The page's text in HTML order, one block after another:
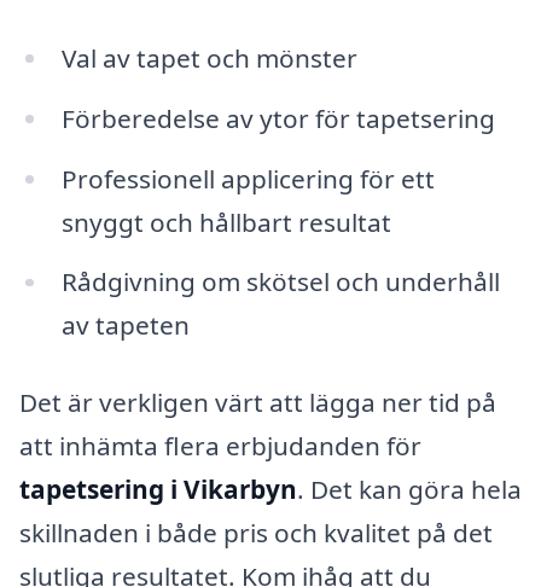
Val av tapet och mönster
Förberedelse av ytor för tapetsering
Professionell applicering för ett
snyggt och hållbart resultat
Rådgivning om skötsel och underhåll
av tapeten
Det är verkligen värt att lägga ner tid på
att inhämta flera erbjudanden för
tapetsering i Vikarbyn. Det kan göra hela
skillnaden i både pris och kvalitet på det
slutliga resultatet. Kom ihåg att du